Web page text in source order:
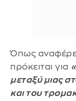
Όπως
πρόκειται για
μεταξύ μιας
και του